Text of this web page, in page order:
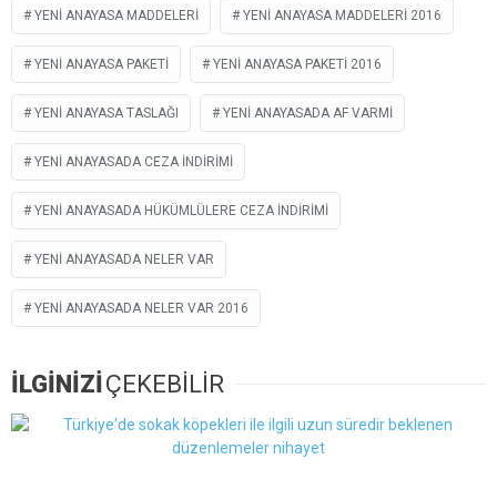
YENI ANAYASA MADDELERI YENI ANAYASA MADDELERI 2016
YENI ANAYASA PAKETI YENI ANAYASA PAKETI 2016
YENI ANAYASA TASLAĞI YENI ANAYASADA AF VARMI
YENI ANAYASADA CEZA INDIRIMI
YENI ANAYASADA HÜKÜMLÜLERE CEZA INDIRIMI
YENI ANAYASADA NELER VAR
YENI ANAYASADA NELER VAR 2016
İLGİNİZİÇEKEBİLİR